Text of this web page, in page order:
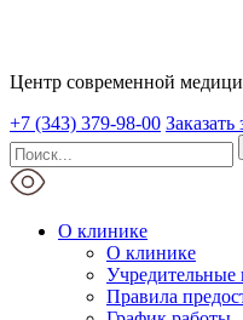
Центр современной
+7 (343) 379-98-00 Заказать
О клинике
О клинике
Правила